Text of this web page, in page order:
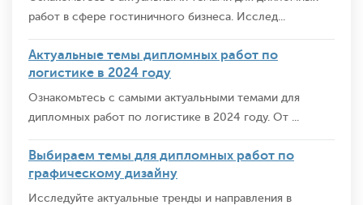
работ в сфере гостиничного бизнеса. Исслед...
Актуальные темы дипломных работ по
логистике в 2024 году
Ознакомьтесь с самыми актуальными темами для
дипломных работ по логистике в 2024 году. От ...
Выбираем темы для дипломных работ по
графическому дизайну
Исследуйте актуальные тренды и направления в